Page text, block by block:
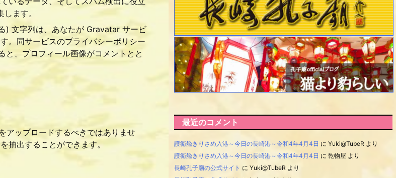
ます。
) 文字列は、あなたが Gravatar サービ
。同サービスのプライバシーポリシー
、プロフィール画像がコメントとと
アップロードするべきではありませ
抽出することができます。
最近のコメント
護衛艦きりさめ入港～今日の長崎港～令和4年4月4日 に Yuki@TubeR より
護衛艦きりさめ入港～今日の長崎港～令和4年4月4日 に 乾物屋 より
長崎孔子廟の公式サイト に Yuki@TubeR より